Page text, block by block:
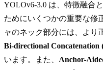
YOLOv6-3.0 は、特徴融合
ためにいくつかの重要な修
ャのネック部分には、より
Bi-directional Concatenation
います。また、 Anchor-